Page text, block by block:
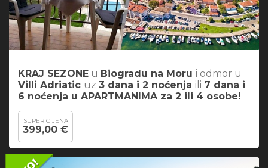
KRAJ SEZONE u Biogradu na Moru i odmor u
Villi Adriatic uz 3 dana i 2 noćenja ili 7 dana i
6 noćenja u APARTMANIMA za 2 ili 4 osobe!
SUPER CIJENA
399,00 €